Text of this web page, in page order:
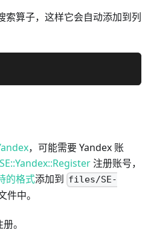
索算子，这样它会自动添加到列
，可能需要 Yandex 账
SE::Yandex::Register注册账号，
的格式添加到 files/SE-
件中。
。